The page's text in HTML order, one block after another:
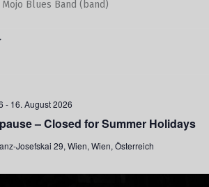
Mojo Blues Band (band)
– Closed for Summer Holidays
- 16. August 2026
Josefskai 29, Wien, Wien, Österreich